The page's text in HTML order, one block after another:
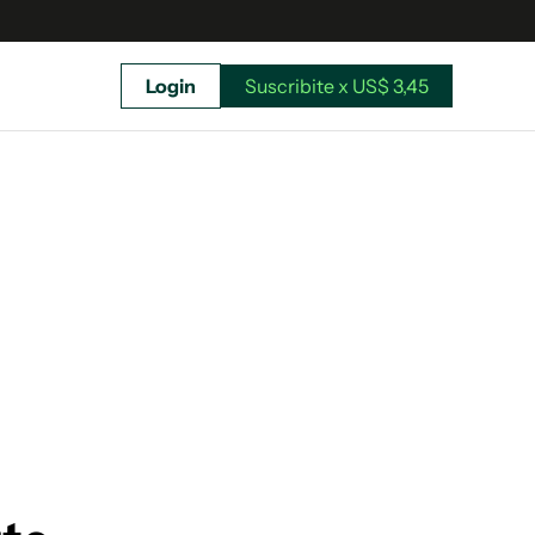
Login Suscribite x US$ 3,45